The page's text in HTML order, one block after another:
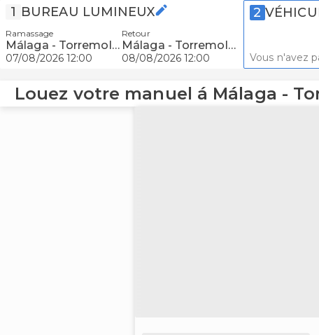
1 BUREAU LUMINEUX
Ramassage
Málaga - Torremolinos
07/08/2026 12:00
Retour
Málaga - Torremolinos
08/08/2026 12:00
2
Vous n'avez
Louez votre manuel á Málaga -